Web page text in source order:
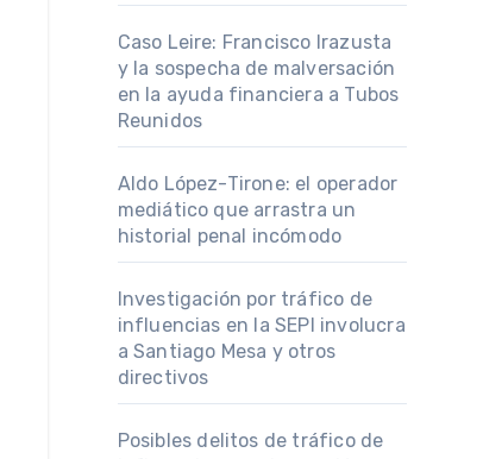
Caso Leire: Francisco Irazusta
y la sospecha de malversación
en la ayuda financiera a Tubos
Reunidos
Aldo López-Tirone: el operador
mediático que arrastra un
historial penal incómodo
Investigación por tráfico de
influencias en la SEPI involucra
a Santiago Mesa y otros
directivos
Posibles delitos de tráfico de